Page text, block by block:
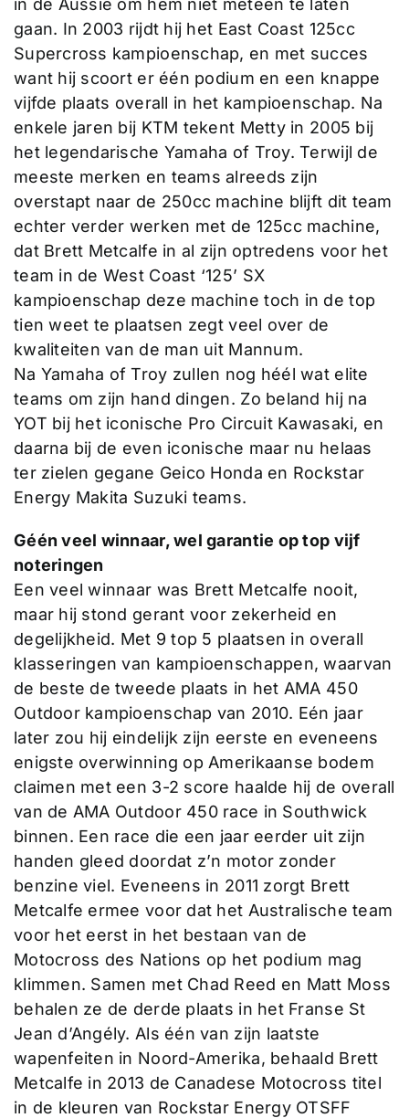
in de Aussie om hem niet meteen te laten
gaan. In 2003 rijdt hij het East Coast 125cc
Supercross kampioenschap, en met succes
want hij scoort er één podium en een knappe
vijfde plaats overall in het kampioenschap. Na
enkele jaren bij KTM tekent Metty in 2005 bij
het legendarische Yamaha of Troy. Terwijl de
meeste merken en teams alreeds zijn
overstapt naar de 250cc machine blijft dit team
echter verder werken met de 125cc machine,
dat Brett Metcalfe in al zijn optredens voor het
team in de West Coast ‘125’ SX
kampioenschap deze machine toch in de top
tien weet te plaatsen zegt veel over de
kwaliteiten van de man uit Mannum.
Na Yamaha of Troy zullen nog héél wat elite
teams om zijn hand dingen. Zo beland hij na
YOT bij het iconische Pro Circuit Kawasaki, en
daarna bij de even iconische maar nu helaas
ter zielen gegane Geico Honda en Rockstar
Energy Makita Suzuki teams.
Géén veel winnaar, wel garantie op top vijf
noteringen
Een veel winnaar was Brett Metcalfe nooit,
maar hij stond gerant voor zekerheid en
degelijkheid. Met 9 top 5 plaatsen in overall
klasseringen van kampioenschappen, waarvan
de beste de tweede plaats in het AMA 450
Outdoor kampioenschap van 2010. Eén jaar
later zou hij eindelijk zijn eerste en eveneens
enigste overwinning op Amerikaanse bodem
claimen met een 3-2 score haalde hij de overall
van de AMA Outdoor 450 race in Southwick
binnen. Een race die een jaar eerder uit zijn
handen gleed doordat z’n motor zonder
benzine viel. Eveneens in 2011 zorgt Brett
Metcalfe ermee voor dat het Australische team
voor het eerst in het bestaan van de
Motocross des Nations op het podium mag
klimmen. Samen met Chad Reed en Matt Moss
behalen ze de derde plaats in het Franse St
Jean d’Angély. Als één van zijn laatste
wapenfeiten in Noord-Amerika, behaald Brett
Metcalfe in 2013 de Canadese Motocross titel
in de kleuren van Rockstar Energy OTSFF